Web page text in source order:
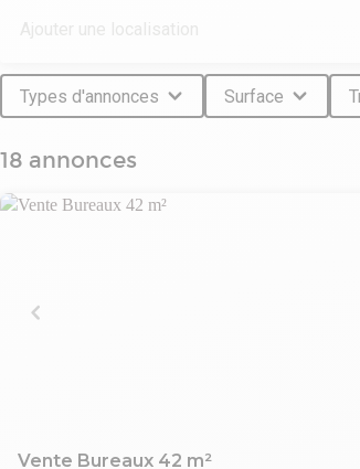
Types d'annonces Surface
18 annonces
Vente Bureaux 42 m²